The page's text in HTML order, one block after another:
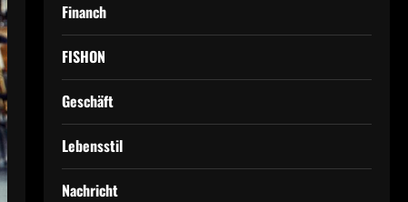
Financh
FISHON
Geschäft
Lebensstil
Nachricht